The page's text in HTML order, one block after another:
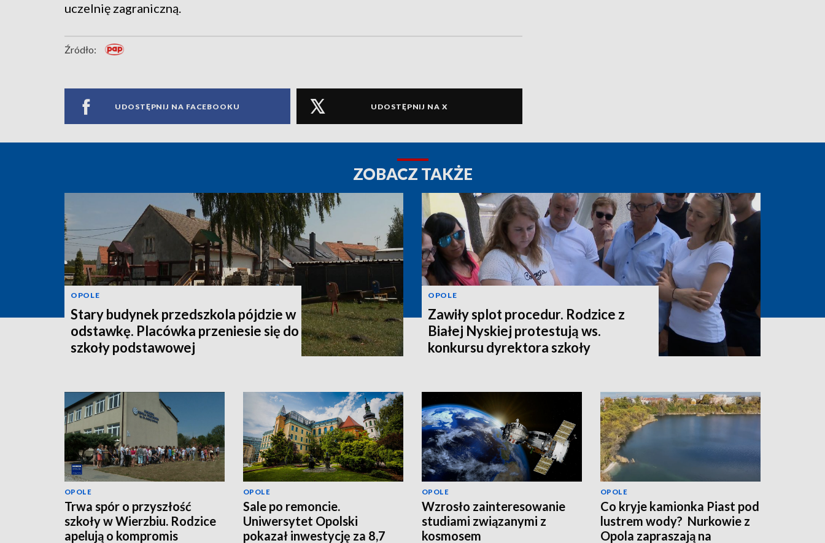
uczelnię zagraniczną.
Źródło:
UDOSTĘPNIJ NA FACEBOOKU UDOSTĘPNIJ NA X
ZOBACZ TAKŻE
OPOLE
Stary budynek przedszkola pójdzie w
odstawkę. Placówka przeniesie się do
szkoły podstawowej
OPOLE
Zawiły splot procedur. Rodzice z
Białej Nyskiej protestują ws.
konkursu dyrektora szkoły
OPOLE
Trwa spór o przyszłość
szkoły w Wierzbiu. Rodzice
apelują o kompromis
OPOLE
Sale po remoncie.
Uniwersytet Opolski
pokazał inwestycję za 8,7
OPOLE
Wzrosło zainteresowanie
studiami związanymi z
kosmosem
OPOLE
Co kryje kamionka Piast pod
lustrem wody? Nurkowie z
Opola zapraszają na